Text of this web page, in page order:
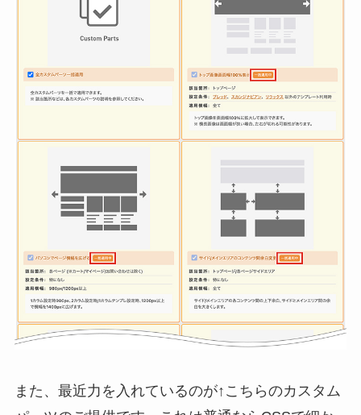
また、最近力を入れているのが↑こちらのカスタム